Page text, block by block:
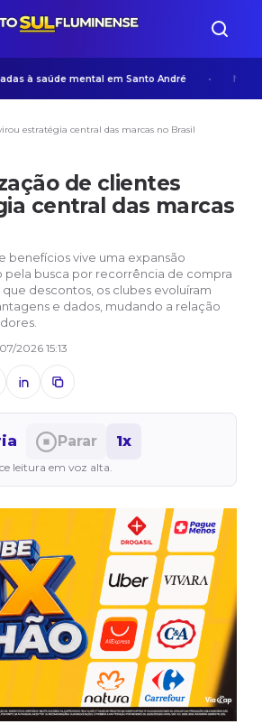
à saúde mental em Santo André Na era
estratégia central das marcas no Brasil
de clientes
central das marcas
benefícios vive uma expansão
pela busca por recorrência de compra
descontos, os clubes evoluíram
e dados, mudando a relação
2026 15:13
Parar 1x
leitura em voz alta.